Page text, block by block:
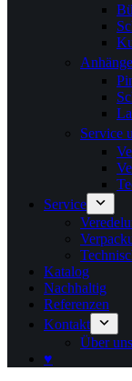
Service
Service
Katalog
Nachhaltig
Referenzen
Kontakt
Über uns
♥